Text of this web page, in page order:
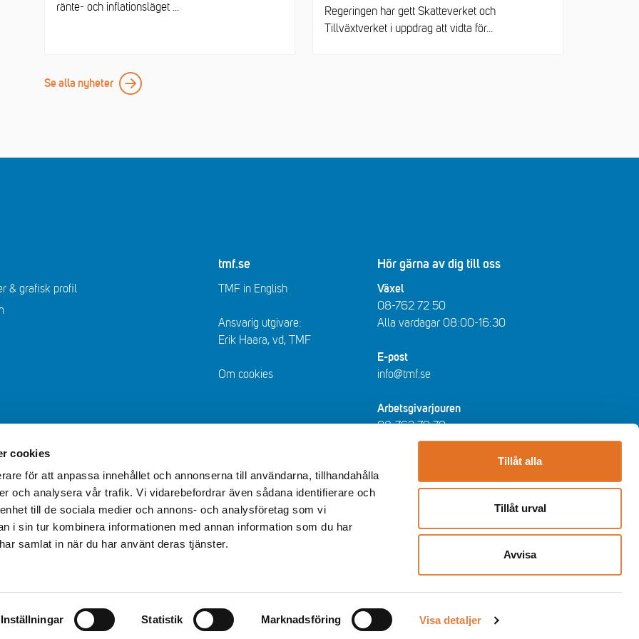
cookies
för att anpassa innehållet och annonserna till användarna, tillhandahålla
och analysera vår trafik. Vi vidarebefordrar även sådana identifierare och
till de sociala medier och annons- och analysföretag som vi
i sin tur kombinera informationen med annan information som du har
samlat in när du har använt deras tjänster.
Inställningar Statistik Marknadsföring Visa detaljer
Tillåt alla
Tillåt urval
Avvisa
ränte- och inflationsläget ...
Regeringen har gett Skatteverket och
Tillväxtverket i uppdrag att vidta för...
Se alla nyheter
& grafisk profil
tmf.se
TMF in English
Ansvarig utgivare:
Erik Haara, vd, TMF
Om cookies
Hör gärna av dig till oss
Växel
08-762 72 50
Alla vardagar 08:00-16:30​​
E-post
info@tmf.se
Arbetsgivarjouren
08-762 79 70
arbetsgivarjouren@tmf.se
Vardagar kl 08:30-16:30 - lunchstängt
12:00-13:00​.
Storgatan 19, Stockholm
Post: Box 55525, 102 04 Stockholm